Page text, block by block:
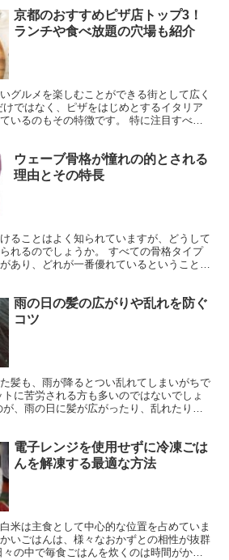
京都のおすすめピザ店トップ3！
ランチや食べ放題の穴場も紹介
グルメを楽しむことができる街として広く
ではなく、ピザをはじめとするイタリア
いるのもその特徴です。 特に注目すべき
ウェーブ骨格が憧れの的とされる
理由とその特長
ることはよく知られていますが、どうして
れるのでしょうか。 すべての骨格タイプ
あり、どれが一番優れているということは
雨の日の髪の広がりや乱れを防ぐ
コツ
髪も、雨が降るとつい乱れてしまいがちで
に苦労される方も多いのではないでしょ
、雨の日に髪が広がったり、乱れたりす
電子レンジを使用せずに冷凍ごは
んを解凍する最適な方法
米は主食として中心的な位置を占めていま
いごはんは、様々なおかずとの相性が抜群
の中で毎食ごはんを炊くのは時間がかか